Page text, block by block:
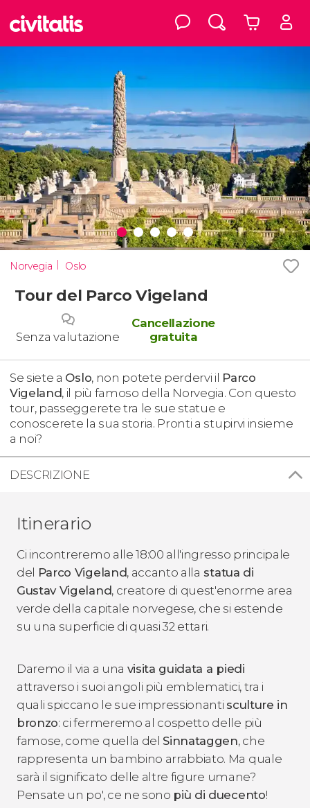
Norvegia Oslo
Tour del Parco Vigeland
Senza valutazione
Cancellazione
gratuita
Se siete a Oslo, non potete perdervi il Parco
Vigeland, il più famoso della Norvegia. Con questo
tour, passeggerete tra le sue statue e
conoscerete la sua storia. Pronti a stupirvi insieme
a noi?
DESCRIZIONE
Itinerario
Ci incontreremo alle 18:00 all'ingresso principale
del Parco Vigeland, accanto alla statua di
Gustav Vigeland, creatore di quest'enorme area
verde della capitale norvegese, che si estende
su una superficie di quasi 32 ettari.
Daremo il via a una visita guidata a piedi
attraverso i suoi angoli più emblematici, tra i
quali spiccano le sue impressionanti sculture in
bronzo: ci fermeremo al cospetto delle più
famose, come quella del Sinnataggen, che
rappresenta un bambino arrabbiato. Ma quale
sarà il significato delle altre figure umane?
Pensate un po', ce ne sono più di duecento!